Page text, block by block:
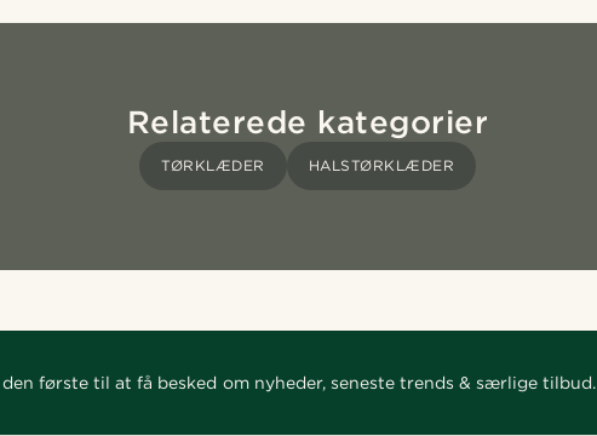
Relaterede kategorier
TØRKLÆDER HALSTØRKLÆDER
første til at få besked om nyheder, seneste trends & særlige tilbud.